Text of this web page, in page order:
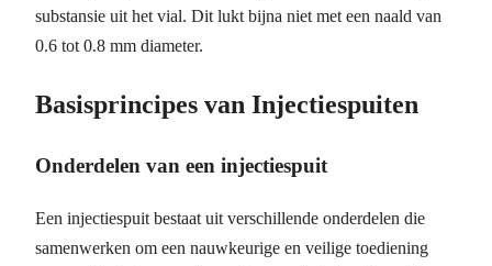
substansie uit het vial. Dit lukt bijna niet met een naald van
0.6 tot 0.8 mm diameter.
Basisprincipes van Injectiespuiten
Onderdelen van een injectiespuit
Een injectiespuit bestaat uit verschillende onderdelen die
samenwerken om een nauwkeurige en veilige toediening